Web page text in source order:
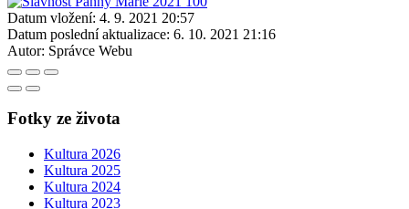
Datum vložení: 4. 9. 2021 20:57
Datum poslední aktualizace: 6. 10. 2021 21:16
Autor: Správce Webu
Fotky ze života
Kultura 2026
Kultura 2025
Kultura 2024
Kultura 2023